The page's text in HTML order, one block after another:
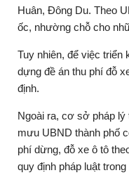
Huân, Đông Du. Theo
ốc, nhường chỗ cho
Tuy nhiên, để việc
dựng đề án thu phí đỗ
định.
Ngoài ra, cơ sở pháp
mưu UBND thành phố
phí dừng, đỗ xe ô tô
quy định pháp luật